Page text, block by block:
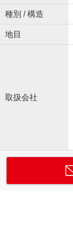
種別 / 構造
地目
取扱会社